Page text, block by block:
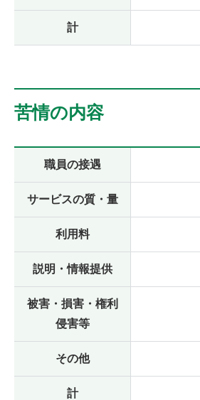
計
苦情の内容
職員の接遇
サービスの質・量
利用料
説明・情報提供
被害・損害・権利
侵害等
その他
計